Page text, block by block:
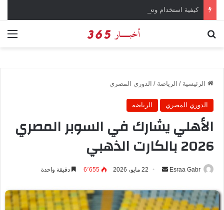
كيفية استخدام وتحميل تطبيق X تويتر سابقاً
الرئيسية / الرياضة / الدوري المصري
الدوري المصري الرياضة
الأهلي يشارك في السوبر المصري
2026 بالكارت الذهبي
Esraa Gabr
ل
22 مايو، 2026 6٬655 دقيقة واحدة